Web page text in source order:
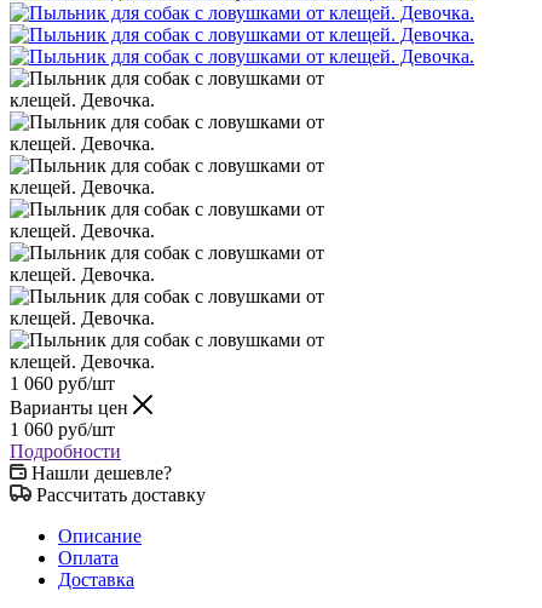
1 060 руб/шт
Варианты цен
1 060 руб/шт
Подробности
Нашли дешевле?
Рассчитать доставку
Описание
Оплата
Доставка